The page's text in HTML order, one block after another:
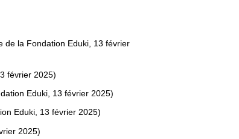
de la Fondation Eduki, 13 février
février 2025)
Eduki, 13 février 2025)
Eduki, 13 février 2025)
2025)